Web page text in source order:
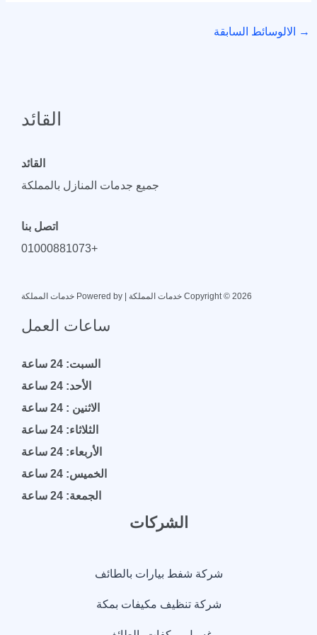
→ الالوسائط السابقة
القائد
القائد
جميع جدمات المنازل بالمملكة
اتصل بنا
+01000881073
Copyright © 2026 خدمات المملكة | Powered by خدمات المملكة
ساعات العمل
السبت: 24 ساعة
الأحد: 24 ساعة
الاثنين : 24 ساعة
الثلاثاء: 24 ساعة
الأربعاء: 24 ساعة
الخميس: 24 ساعة
الجمعة: 24 ساعة
الشركات
شركة شفط بيارات بالطائف
شركة تنظيف مكيفات بمكة